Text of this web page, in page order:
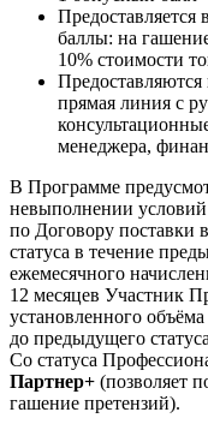
Предоставляется
баллы: на
10% стоимости
прямая линия с
менеджера,
В Программе
невыполнении
по Договору поставки
статуса в течение
ежемесячного
12 месяцев Участник
установленного
до предыдущего
Со статуса
Партнер+ (позволяет
гашение претензий).